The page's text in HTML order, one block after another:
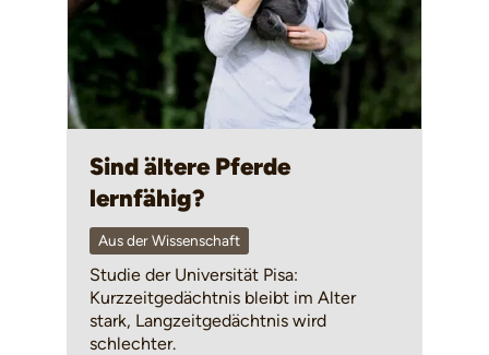
Sind ältere Pferde
lernfähig?
Aus der Wissenschaft
Studie der Universität Pisa:
Kurzzeitgedächtnis bleibt im Alter
stark, Langzeitgedächtnis wird
schlechter.